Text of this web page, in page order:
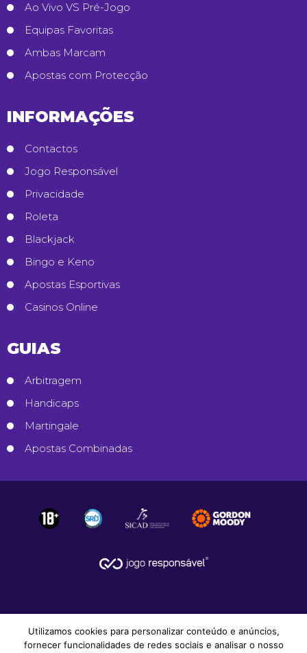
Ao Vivo VS Pré-Jogo
Equipas Favoritas
Ambas Marcam
Apostas com Protecção
INFORMAÇÕES
Contactos
Jogo Responsável
Privacidade
Roleta
Blackjack
Bingo e Keno
Apostas Esportivas
Casinos Online
GUIAS
Arbitragem
Handicaps
Martingale
Apostas Combinadas
Utilizamos cookies para personalizar conteúdo e anúncios,
fornecer funcionalidades de redes sociais e analisar o nosso